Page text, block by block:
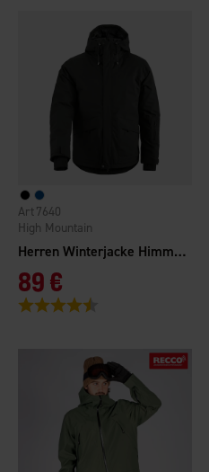
Herren Winterjacke Himmelfjäll WP
High Mountain
7640
89 €
Bewertung: